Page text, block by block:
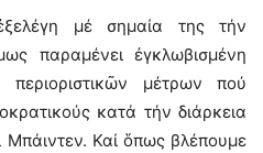
μέ σημαία της τήν
παραμένει ἐγκλωβισμένη
μέτρων πού
κατά τήν διάρκεια
Καί ὅπως βλέπουμε